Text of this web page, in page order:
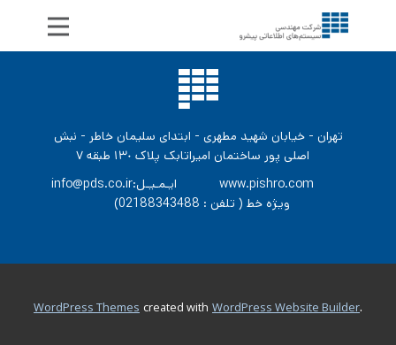
تهران - خیابان شهید مطهری - ابتدای سلیمان خاطر - نبش
info@pds.co.ir:ایـمـیـل www.pishro.com
(ویژه خط ( تلفن : 02188343488
WordPress Themes created with WordPress Website Builder.